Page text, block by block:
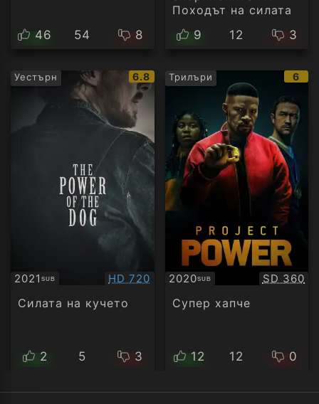
46 54 8
Походът на силата
9
12 3
Уестърн
IMDb
рейтинг:
6.8
2021SUB
Субтитри Качество:
HD 720
Силата на кучето
2 5 3
Трилъри 6
2020SUB
Субтитри SD 360
Супер хапче
12 12 0